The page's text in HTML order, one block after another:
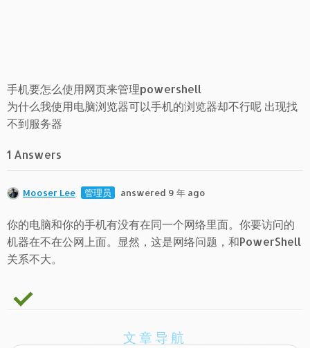
手机要怎么使用网页来管理powershell
为什么我使用电脑浏览器可以手机的浏览器却不行呢 出现找
不到服务器
1 Answers
Mooser Lee 管理员 answered 9 年 ago
你的电脑和你的手机有没有在同一个网络里面。你要访问的
机器在不在公网上面。显然，这是网络问题，和PowerShell
关系不大。
文章导航